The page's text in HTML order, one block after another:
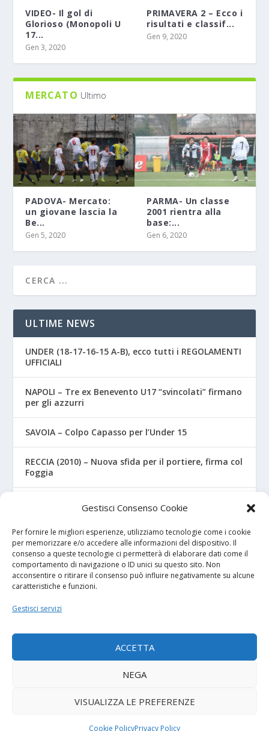
Gestisci Consenso Cookie
Per fornire le migliori esperienze, utilizziamo tecnologie come i cookie
per memorizzare e/o accedere alle informazioni del dispositivo. Il
consenso a queste tecnologie ci permetterà di elaborare dati come il
comportamento di navigazione o ID unici su questo sito. Non
acconsentire o ritirare il consenso può influire negativamente su alcune
caratteristiche e funzioni.
Gestisci servizi
ACCETTA
NEGA
VISUALIZZA LE PREFERENZE
Cookie PolicyPrivacy Policy
VIDEO- Il gol di
Glorioso (Monopoli U
17...
Gen 3, 2020
PRIMAVERA 2 – Ecco i
risultati e classif...
Gen 9, 2020
MERCATO Ultimo
PADOVA- Mercato:
un giovane lascia la
Be...
Gen 5, 2020
PARMA- Un classe
2001 rientra alla
base:...
Gen 6, 2020
ULTIME NEWS
UNDER (18-17-16-15 A-B), ecco tutti i REGOLAMENTI
UFFICIALI
NAPOLI – Tre ex Benevento U17 “svincolati” firmano
per gli azzurri
SAVOIA – Colpo Capasso per l’Under 15
RECCIA (2010) – Nuova sfida per il portiere, firma col
Foggia
RIZZO – Dalla “Fratelli Bandiera” al Crotone: la
favola di Christian
I NOSTRI SPONSOR
Calcio Panchina
Diretta.it
Termini e condizioni